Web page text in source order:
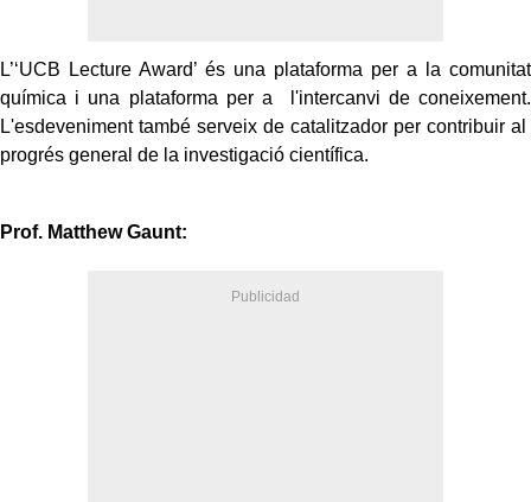
L’‘UCB Lecture Award’ és una plataforma per a la comunitat
química i una plataforma per a l'intercanvi de coneixement.
L'esdeveniment també serveix de catalitzador per contribuir al
progrés general de la investigació científica.
Prof. Matthew Gaunt: